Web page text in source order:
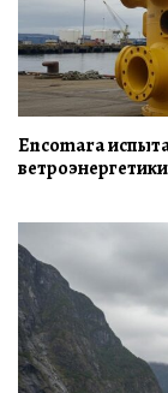
Encomara
ветроэнергетики